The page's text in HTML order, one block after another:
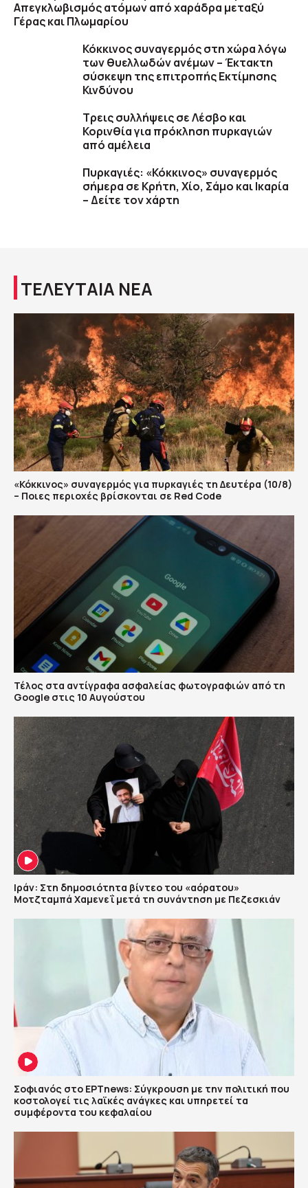
Απεγκλωβισμός ατόμων από χαράδρα μεταξύ
Γέρας και Πλωμαρίου
Κόκκινος συναγερμός στη χώρα λόγω
των θυελλωδών ανέμων – Έκτακτη
σύσκεψη της επιτροπής Εκτίμησης
Κινδύνου
Τρεις συλλήψεις σε Λέσβο και
Κορινθία για πρόκληση πυρκαγιών
από αμέλεια
Πυρκαγιές: «Κόκκινος» συναγερμός
σήμερα σε Κρήτη, Χίο, Σάμο και Ικαρία
– Δείτε τον χάρτη
ΤΕΛΕΥΤΑΙΑ ΝΕΑ
«Κόκκινος» συναγερμός για πυρκαγιές τη Δευτέρα (10/8)
– Ποιες περιοχές βρίσκονται σε Red Code
Τέλος στα αντίγραφα ασφαλείας φωτογραφιών από τη
Google στις 10 Αυγούστου
Ιράν: Στη δημοσιότητα βίντεο του «αόρατου»
Μοτζταμπά Χαμενεΐ μετά τη συνάντηση με Πεζεσκιάν
Σοφιανός στο ΕΡΤnews: Σύγκρουση με την πολιτική που
κοστολογεί τις λαϊκές ανάγκες και υπηρετεί τα
συμφέροντα του κεφαλαίου